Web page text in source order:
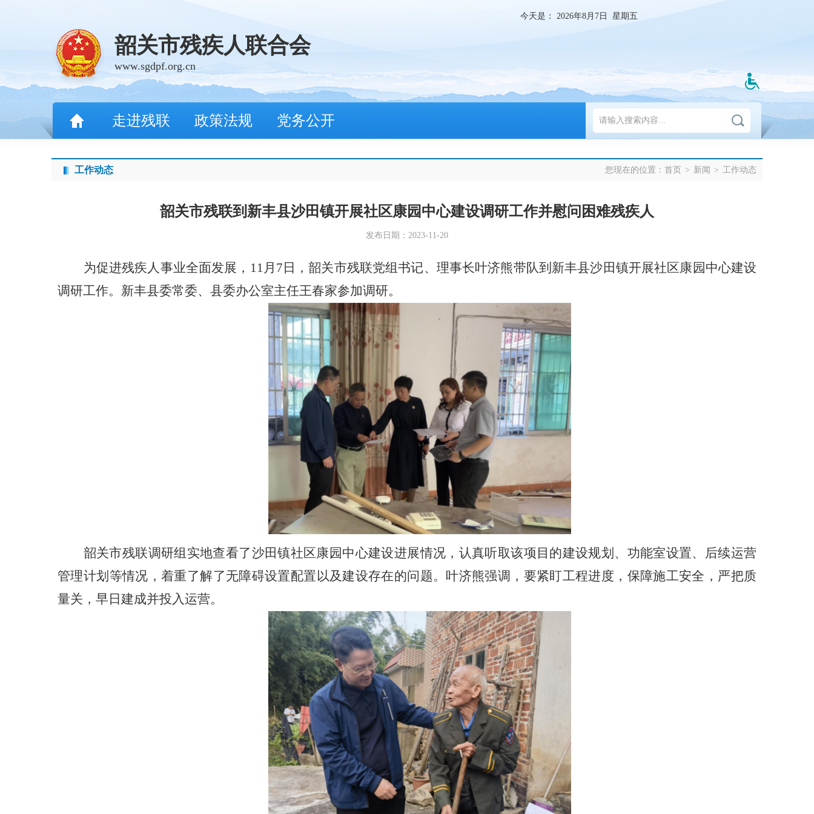
今天是： 2026年8月7日 星期五
韶关市残疾人联合会
www.sgdpf.org.cn
走进残联 政策法规 党务公开
工作动态 您现在的位置： 首页 > 新闻 > 工作动态
韶关市残联到新丰县沙田镇开展社区康园中心建设调研工作并慰问困难残疾人
发布日期：2023-11-20
为促进残疾人事业全面发展， 11月 7 日，韶关市残联党组书记、 理事长叶济熊带队到 新丰县沙田镇开展社区康园中心建设
调研工作。 新丰县委常委、县委办公室主任王春家参加调研。
韶关市残联调研组实地查看了沙田镇社区康园中心建设进展情况，认真听取该项目的建设规划、功能室设置、后续运营
管理计划等情况，着重了解了无障碍设置配置以及建设存在的问题。叶济熊强调，要紧盯工程进度，保障施工安全，严把质
量关，早日建成并投入运营。